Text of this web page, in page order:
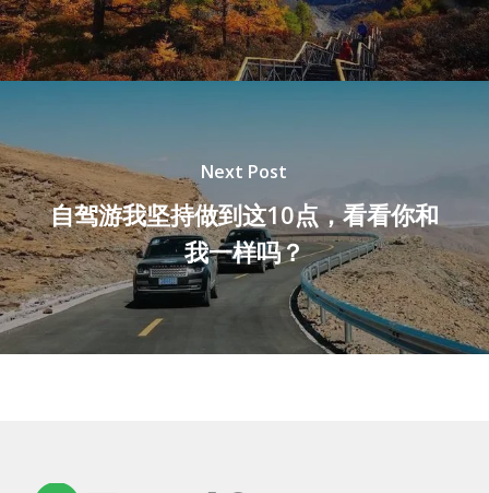
Next Post
自驾游我坚持做到这10点，看看你和
我一样吗？